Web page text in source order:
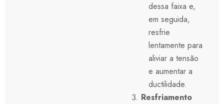
dessa faixa e,
em seguida,
resfrie
lentamente para
aliviar a tensão
e aumentar a
ductilidade.
Resfriamento